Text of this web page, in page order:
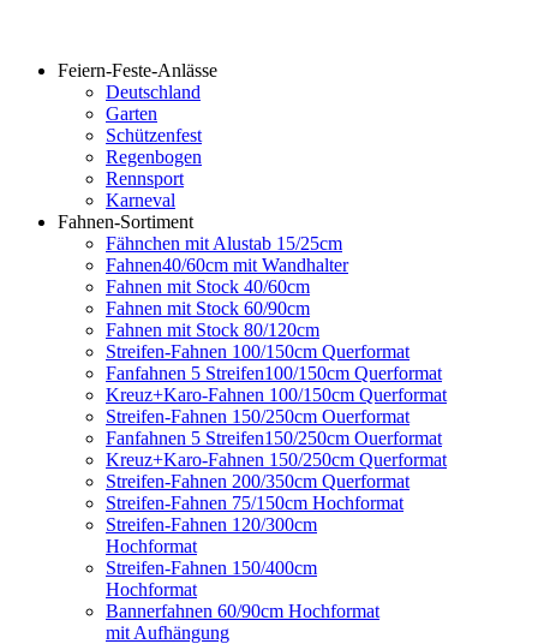
Feiern-Feste-Anlässe
Deutschland
Garten
Schützenfest
Regenbogen
Rennsport
Karneval
Fahnen-Sortiment
Fähnchen mit Alustab 15/25cm
Fahnen40/60cm mit Wandhalter
Fahnen mit Stock 40/60cm
Fahnen mit Stock 60/90cm
Fahnen mit Stock 80/120cm
Streifen-Fahnen 100/150cm Querformat
Fanfahnen 5 Streifen100/150cm Querformat
Kreuz+Karo-Fahnen 100/150cm Querformat
Streifen-Fahnen 150/250cm Ouerformat
Fanfahnen 5 Streifen150/250cm Ouerformat
Kreuz+Karo-Fahnen 150/250cm Querformat
Streifen-Fahnen 200/350cm Querformat
Streifen-Fahnen 75/150cm Hochformat
Streifen-Fahnen 120/300cm
Hochformat
Streifen-Fahnen 150/400cm
Hochformat
Bannerfahnen 60/90cm Hochformat
mit Aufhängung